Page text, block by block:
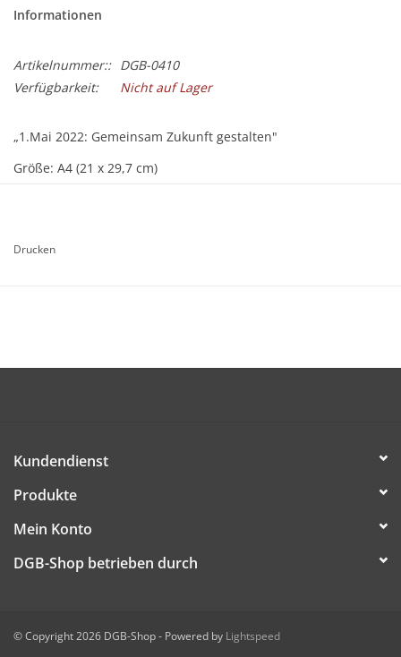
Informationen
Artikelnummer:: DGB-0410
Verfügbarkeit:
Nicht auf Lager
„1.Mai 2022: Gemeinsam Zukunft gestalten"
Größe: A4 (21 x 29,7 cm)
nur Versandkosten in Rechnung gestellt) und kann ab sofort
Drucken
Kundendienst
Produkte
Mein Konto
DGB-Shop betrieben durch
© Copyright 2026 DGB-Shop - Powered by Lightspeed